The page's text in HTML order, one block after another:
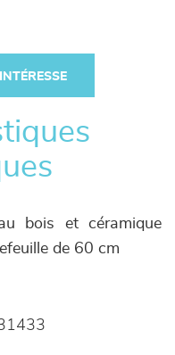
bois et céramique
de 60 cm